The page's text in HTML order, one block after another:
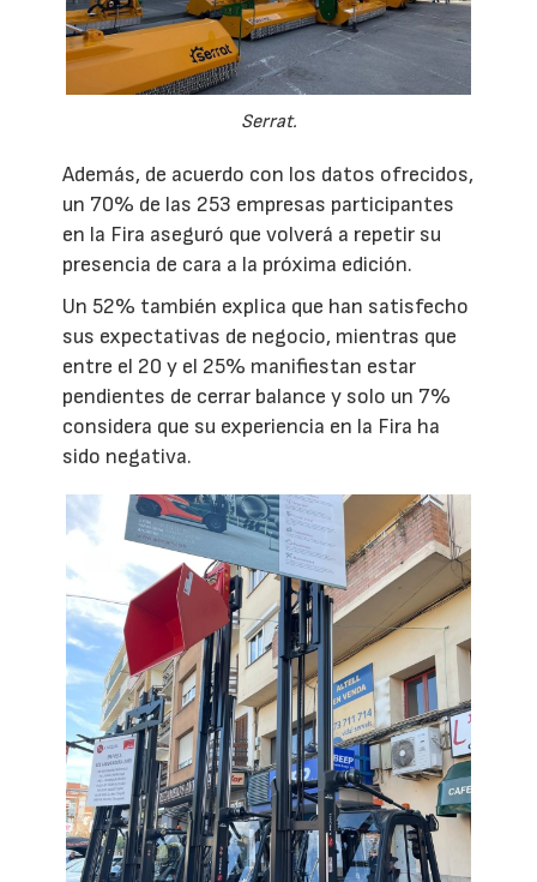
Serrat.
Además, de acuerdo con los datos ofrecidos,
un 70% de las 253 empresas participantes
en la Fira aseguró que volverá a repetir su
presencia de cara a la próxima edición.
Un 52% también explica que han satisfecho
sus expectativas de negocio, mientras que
entre el 20 y el 25% manifiestan estar
pendientes de cerrar balance y solo un 7%
considera que su experiencia en la Fira ha
sido negativa.